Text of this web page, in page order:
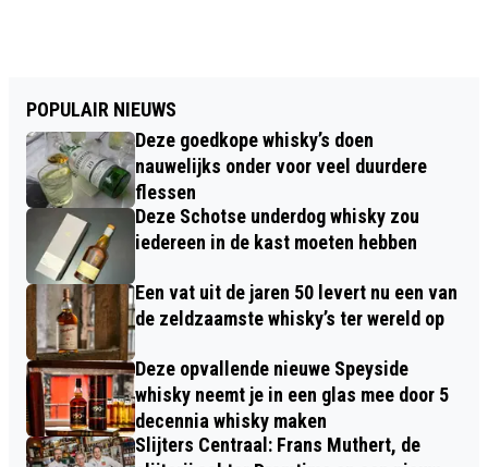
POPULAIR NIEUWS
Deze goedkope whisky’s doen
nauwelijks onder voor veel duurdere
flessen
Deze Schotse underdog whisky zou
iedereen in de kast moeten hebben
Een vat uit de jaren 50 levert nu een van
de zeldzaamste whisky’s ter wereld op
Deze opvallende nieuwe Speyside
whisky neemt je in een glas mee door 5
decennia whisky maken
Slijters Centraal: Frans Muthert, de